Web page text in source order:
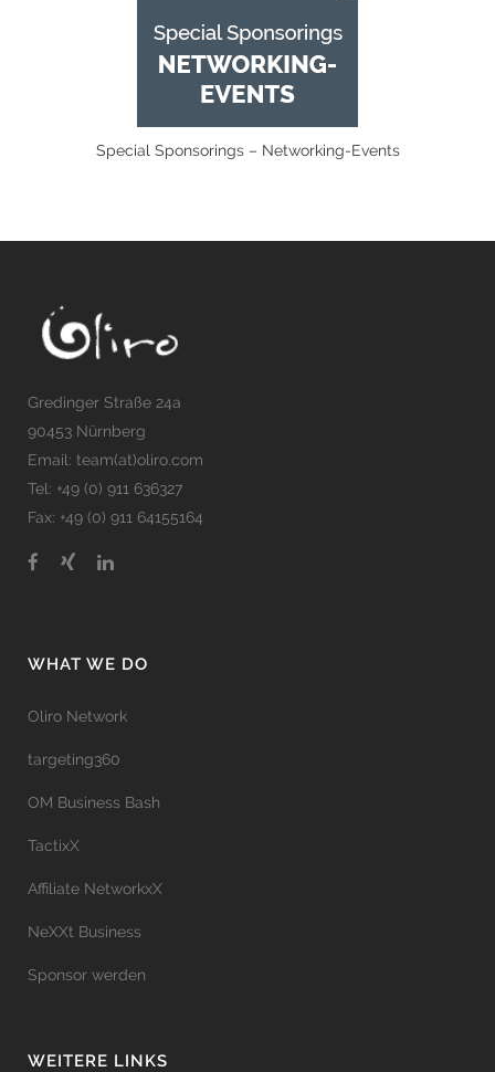
Special Sponsorings – Networking-Events
Gredinger Straße 24a
90453 Nürnberg
Email: team(at)oliro.com
Tel: +49 (0) 911 636327
Fax: +49 (0) 911 64155164
WHAT WE DO
Oliro Network
targeting360
OM Business Bash
TactixX
Affiliate NetworkxX
NeXXt Business
Sponsor werden
WEITERE LINKS